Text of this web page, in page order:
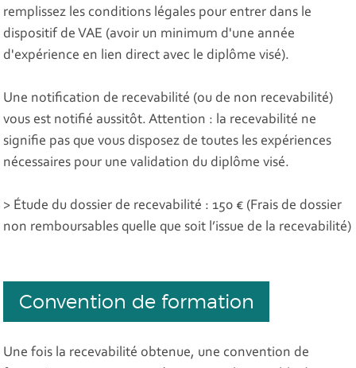
remplissez les conditions légales pour entrer dans le
dispositif de VAE (avoir un minimum d'une année
d'expérience en lien direct avec le diplôme visé).
Une notification de recevabilité (ou de non recevabilité)
vous est notifié aussitôt. Attention : la recevabilité ne
signifie pas que vous disposez de toutes les expériences
nécessaires pour une validation du diplôme visé.
> Étude du dossier de recevabilité : 150 € (Frais de dossier
non remboursables quelle que soit l’issue de la recevabilité)
Convention de formation
Une fois la recevabilité obtenue, une convention de